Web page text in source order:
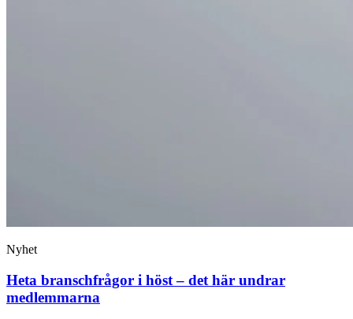
Nyhet
Heta branschfrågor i höst – det här undrar
medlemmarna